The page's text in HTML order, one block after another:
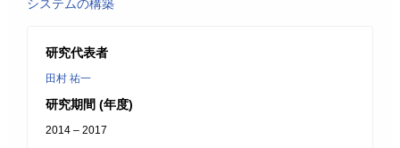
システムの構築
研究代表者
田村 祐一
研究期間 (年度)
2014 – 2017